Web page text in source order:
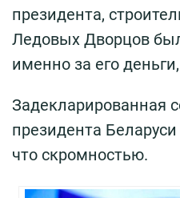
президента,
Ледовых Дворцов
именно за его
Задекларированная
президента
что скромностью.